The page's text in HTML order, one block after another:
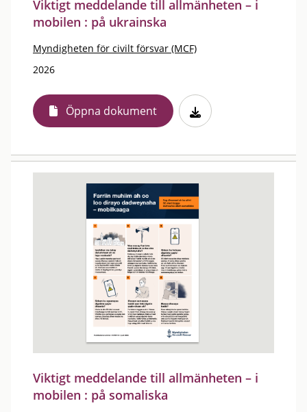
Viktigt meddelande till allmänheten – i
mobilen : på ukrainska
Myndigheten för civilt försvar (MCF)
2026
Öppna dokument
Viktigt meddelande till allmänheten – i
mobilen : på somaliska